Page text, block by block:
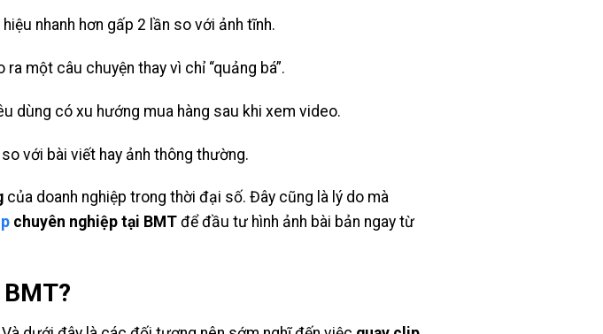
nhanh hơn gấp 2 lần so với ảnh tĩnh.
một câu chuyện thay vì chỉ “quảng bá”.
dùng có xu hướng mua hàng sau khi xem video.
với bài viết hay ảnh thông thường.
của doanh nghiệp trong thời đại số. Đây cũng là lý do mà
chuyên nghiệp tại BMTđể đầu tư hình ảnh bài bản ngay từ